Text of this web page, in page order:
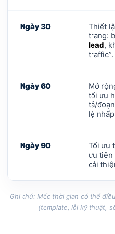
Ngày 30
Thiết
trang:
lead,
traffic”.
Ngày 60
Mở
tối ưu
tả/
lệ nhấp.
Ngày 90
Tối ưu
ưu tiên
cải
Ghi chú: Mốc thời gian có thể
(template, lỗi kỹ thuật,